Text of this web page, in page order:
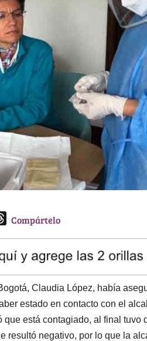
T
e
a
d
s
Compártelo
Claudia López, había
estado en contacto con el
está contagiado, al final tuvo
resultó negativo, por lo que la